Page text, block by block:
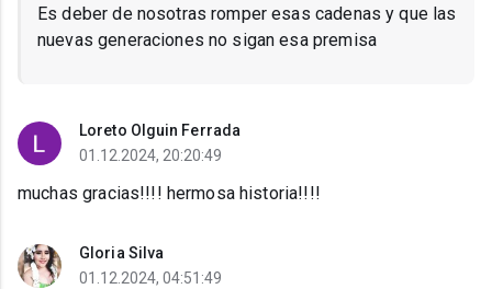
Es deber de nosotras romper esas cadenas y que las
nuevas generaciones no sigan esa premisa
Loreto Olguin Ferrada
01.12.2024, 20:20:49
muchas gracias!!!! hermosa historia!!!!
Gloria Silva
01.12.2024, 04:51:49